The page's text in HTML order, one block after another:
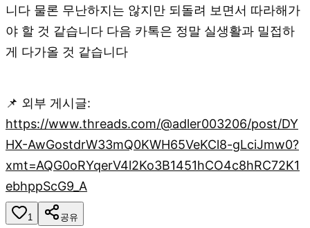
니다 물론 무난하지는 않지만 되돌려 보면서 따라해가
야 할 것 같습니다 다음 카톡은 정말 실생활과 밀접하
게 다가올 것 같습니다
📌 외부 게시글:
https://www.threads.com/@adler003206/post/DY
HX-AwGostdrW33mQ0KWH65VeKCl8-gLciJmw0?
xmt=AQG0oRYqerV4l2Ko3B1451hCO4c8hRC72K1
ebhppScG9_A
1 공유